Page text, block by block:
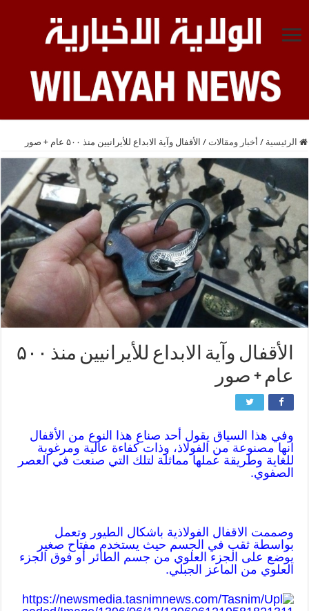
الرئيسية / أخبار ومقالات / الأقفال وآية الابداع للأيرانيين منذ ۵۰۰ عام + صور
الأقفال وآية الابداع للأيرانيين منذ ۵۰۰
عام + صور
وفي هذا السياق يقول أحد صناع هذا النوع من الأقفال
انها مصنوعة من الفولاذ، وذات كفاءة عالية ومرغوبة
للغاية وطريقة عملها مماثلة لتلك التي صنعت في العصر
الصفوي.
وصممت الاقفال الفولاذية باشكال الطيور وتعمل
بواسطة ثقب في الجسم حيث يستخدم مفتاح صغير
يوضع على الجزء العلوي من جسم الطائر أو فوق الجزء
العلوي من الماعز الجبلي.